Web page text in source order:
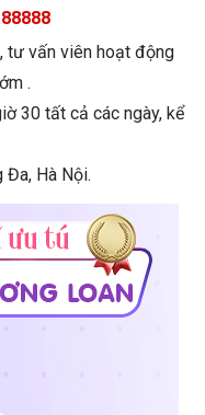
tư vấn viên hoạt động
.
30 tất cả các ngày, kể
Đa, Hà Nội.